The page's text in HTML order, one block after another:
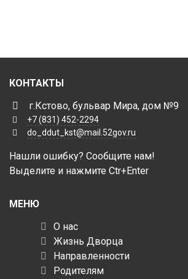
КОНТАКТЫ
г.Кстово, бульвар Мира, дом №9
+7 (831) 452-2294
do_ddut_kst@mail.52gov.ru
Нашли ошибку? Сообщите нам!
Выделите и нажмите Ctr+Enter
МЕНЮ
О нас
Жизнь Дворца
Направленности
Родителям